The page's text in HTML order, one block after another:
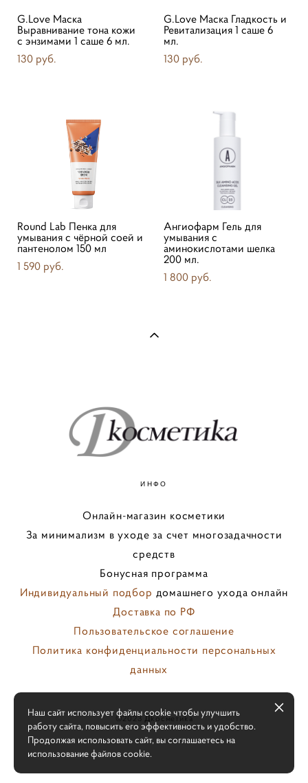
G.Love Маска
Выравнивание тона кожи
с энзимами 1 саше 6 мл.
130 pуб.
G.Love Маска Гладкость и
Ревитализация 1 саше 6
мл.
130 pуб.
Round Lab Пенка для
умывания с чёрной соей и
пантенолом 150 мл
1 590 pуб.
Ангиофарм Гель для
умывания с
аминокислотами шелка
200 мл.
1 800 pуб.
ИНФО
Онлайн-магазин косметики
За минимализм в уходе за счет многозадачности
средств
Бонусная программа
Индивидуальный подбор домашнего ухода онлайн
Доставка по РФ
Пользовательское соглашение
Политика конфиденциальности персональных
данных
©️2023Дkoсмeтиka
сайт от vigbo
Наш сайт использует файлы cookie чтобы улучшить
работу сайта, повысить его эффективность и удобство.
Продолжая использовать сайт, вы соглашаетесь на
использование файлов cookie.